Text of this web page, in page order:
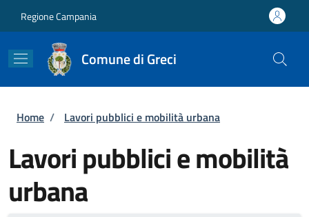
Regione Campania
Comune di Greci
Briciole di pane
Home / Lavori pubblici e mobilità urbana
Lavori pubblici e mobilità
urbana